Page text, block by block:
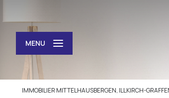
MENU
IMMOBILIER MITTELHAUSBERGEN, ILLKIRCH-